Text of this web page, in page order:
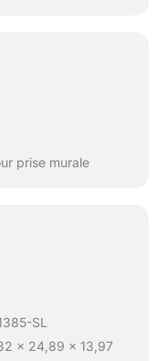
prise murale
SL
x 24,89 x 13,97